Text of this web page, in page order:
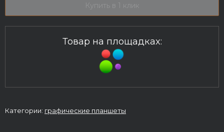
Купить в 1 клик
Товар на площадках:
Категории: графические планшеты